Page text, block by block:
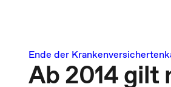
Ende der
Ab 2014 gilt